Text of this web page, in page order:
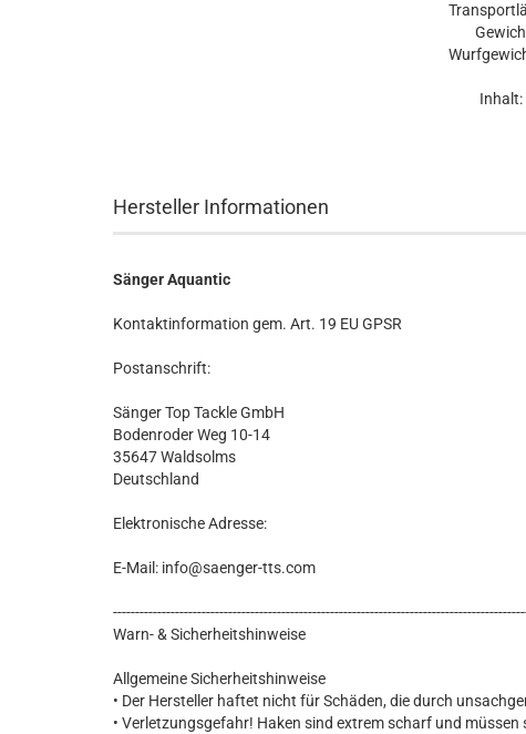
Inhalt:
Hersteller Informationen
Sänger Aquantic
Kontaktinformation gem. Art. 19 EU GPSR
Postanschrift:
Sänger Top Tackle GmbH
Bodenroder Weg 10-14
35647 Waldsolms
Deutschland
Elektronische Adresse:
E-Mail: info@saenger-tts.com
Warn- & Sicherheitshinweise
Allgemeine Sicherheitshinweise
• Der Hersteller haftet nicht für Schäden, die durch
• Verletzungsgefahr! Haken sind extrem scharf und